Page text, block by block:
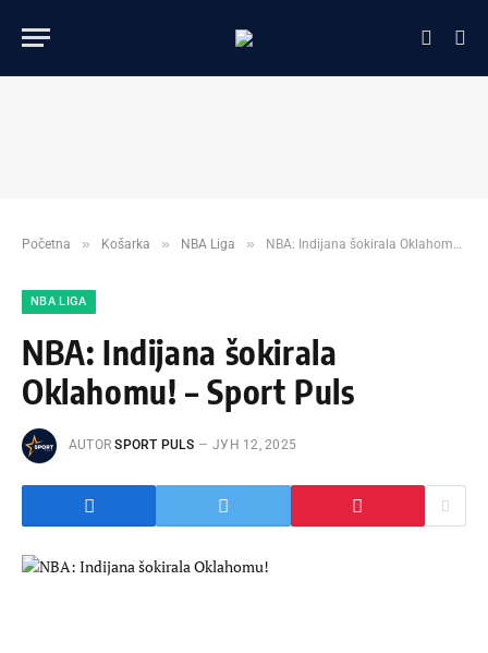
Početna » Košarka » NBA Liga » NBA: Indijana šokirala Oklahomu! – Sport Puls
NBA LIGA
NBA: Indijana šokirala
Oklahomu! – Sport Puls
AUTOR SPORT PULS ЈУН 12, 2025